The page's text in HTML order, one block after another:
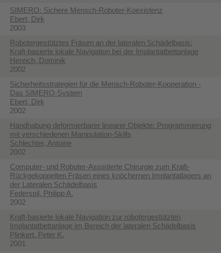
SIMERO: Sichere Mensch-Roboter-Koexistenz
Ebert, Dirk
2003
Robotergestütztes Fräsen an der lateralen Schädelbasis:
Kraft-basierte lokale Navigation bei der Implantatbettanlage
Henrich, Dominik
2002
Sicherheitsstrategien für die Mensch-Roboter-Kooperation -
Das SIMERO-System
Ebert, Dirk
2002
Handhabung deformierbarer linearer Objekte: Programmierung
mit verschiedenen Manipulation-Skills
Schlechter, Antoine
2002
Computer- und Roboter-Assistierte Chirurgie zum Kraft-
Rückgekoppelten Fräsen eines knöchernen Implantatlagers an
der Lateralen Schädelbasis
Federspil, Philipp A.
2002
Kraft-basierte lokale Navigation zur robotergestützten
Implantatbettanlage im Bereich der lateralen Schädelbasis
Plinkert, Peter K.
2001